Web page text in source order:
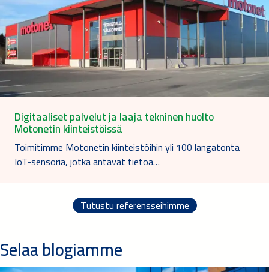
Digitaaliset palvelut ja laaja tekninen huolto
Motonetin kiinteistöissä
Toimitimme Motonetin kiinteistöihin yli 100 langatonta
IoT-sensoria, jotka antavat tietoa…
Tutustu referensseihimme
Selaa blogiamme